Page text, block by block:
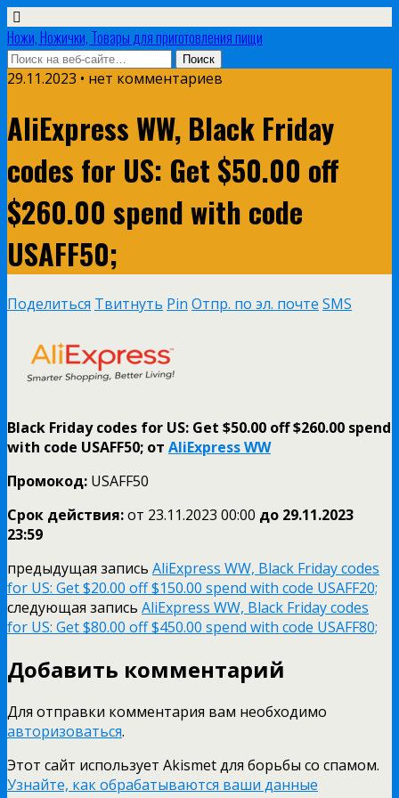
Ножи, Ножички, Товары для приготовления пищи
29.11.2023 • нет комментариев
AliExpress WW, Black Friday
codes for US: Get $50.00 off
$260.00 spend with code
USAFF50;
Поделиться Твитнуть Pin Отпр. по эл. почте SMS
Black Friday codes for US: Get $50.00 off $260.00 spend
with code USAFF50; от AliExpress WW
Промокод: USAFF50
Срок действия:от 23.11.2023 00:00 до 29.11.2023
23:59
предыдущая запись AliExpress WW, Black Friday codes
for US: Get $20.00 off $150.00 spend with code USAFF20;
следующая запись AliExpress WW, Black Friday codes
for US: Get $80.00 off $450.00 spend with code USAFF80;
Добавить комментарий
Для отправки комментария вам необходимо
авторизоваться.
Этот сайт использует Akismet для борьбы со спамом.
Узнайте, как обрабатываются ваши данные